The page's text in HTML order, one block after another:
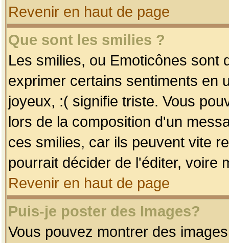
Revenir en haut de page
Que sont les smilies ?
Les smilies, ou Emoticônes sont
exprimer certains sentiments en
joyeux, :( signifie triste. Vous
lors de la composition d'un
ces smilies, car ils peuvent vite
pourrait décider de l'éditer, voire
Revenir en haut de page
Puis-je poster des Images?
Vous pouvez montrer des